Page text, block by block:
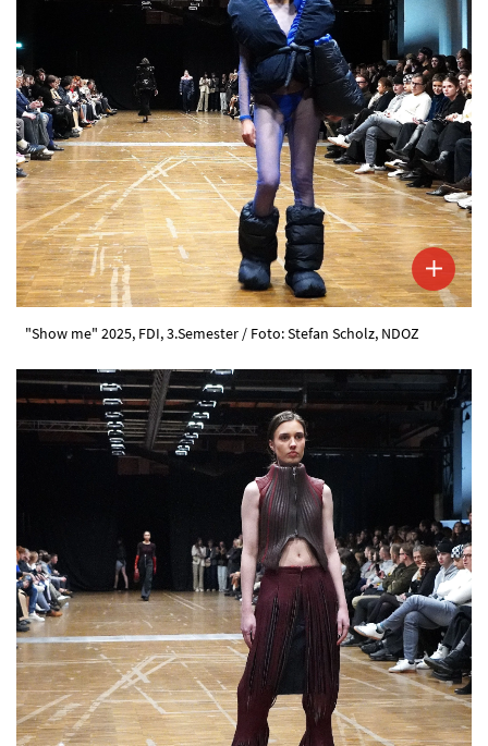
"Show me" 2025, FDI, 3.Semester / Foto: Stefan Scholz, NDOZ